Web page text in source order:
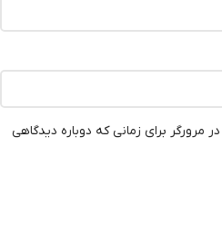
مرورگر برای زمانی که دوباره دیدگاهی